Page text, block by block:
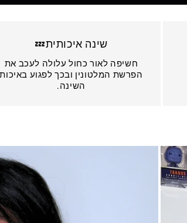
שינה איכותית💤
חשיפה לאור כחול עלולה לעכב את
הפרשת המלטונין ובכך לפגוע באיכות
השינה.